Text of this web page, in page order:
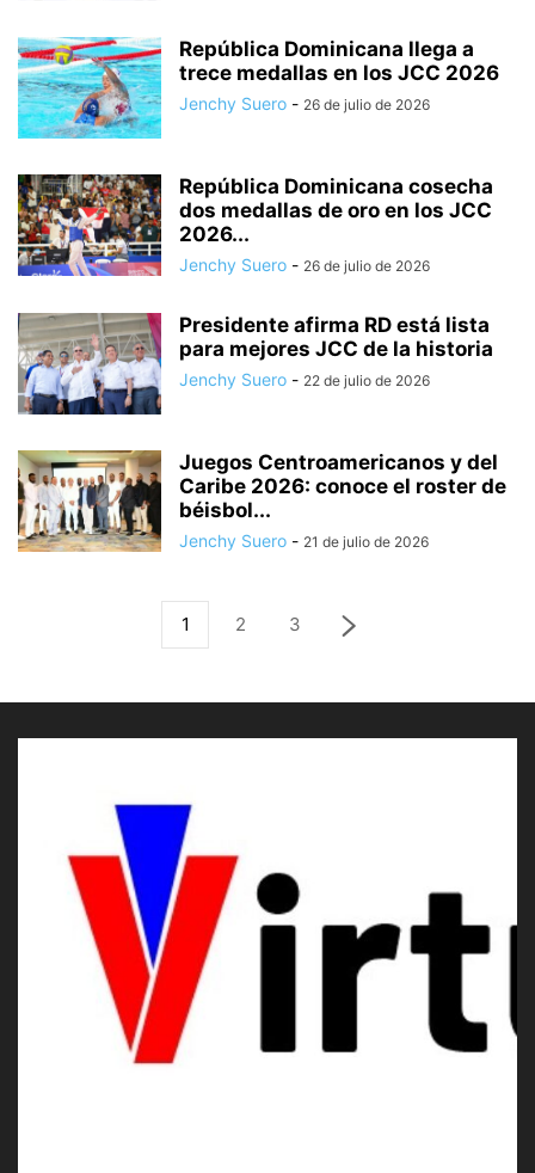
República Dominicana llega a
trece medallas en los JCC 2026
Jenchy Suero - 26 de julio de 2026
República Dominicana cosecha
dos medallas de oro en los JCC
2026...
Jenchy Suero - 26 de julio de 2026
Presidente afirma RD está lista
para mejores JCC de la historia
Jenchy Suero - 22 de julio de 2026
Juegos Centroamericanos y del
Caribe 2026: conoce el roster de
béisbol...
Jenchy Suero - 21 de julio de 2026
1 2 3